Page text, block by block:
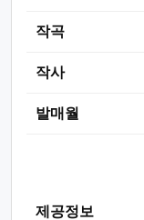
작곡
작사
발매월
제공정보